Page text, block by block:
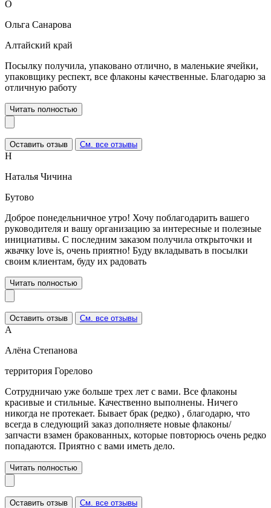
О
Ольга Санарова
Алтайский край
Посылку получила, упаковано отлично, в маленькие ячейки,
упаковщику респект, все флаконы качественные. Благодарю за
отличную работу
Читать полностью
Оставить отзыв См. все отзывы
Н
Наталья Чичина
Бутово
Доброе понедельничное утро! Хочу поблагодарить вашего
руководителя и вашу организацию за интересные и полезные
инициативы. С последним заказом получила открыточки и
жвачку love is, очень приятно! Буду вкладывать в посылки
своим клиентам, буду их радовать
Читать полностью
Оставить отзыв См. все отзывы
А
Алёна Степанова
территория Горелово
Сотрудничаю уже больше трех лет с вами. Все флаконы
красивые и стильные. Качественно выполнены. Ничего
никогда не протекает. Бывает брак (редко) , благодарю, что
всегда в следующий заказ дополняете новые флаконы/
запчасти взамен бракованных, которые повторюсь очень редко
попадаются. Приятно с вами иметь дело.
Читать полностью
Оставить отзыв См. все отзывы